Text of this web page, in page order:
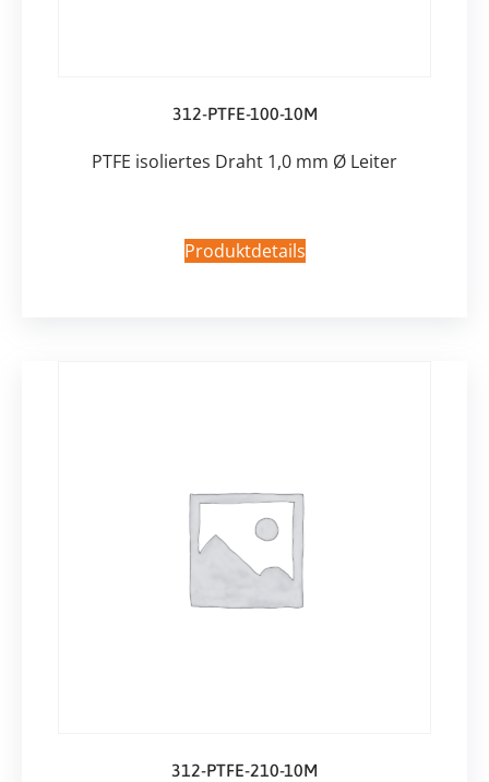
312-PTFE-100-10M
PTFE isoliertes Draht 1,0 mm Ø Leiter
Produktdetails
312-PTFE-210-10M